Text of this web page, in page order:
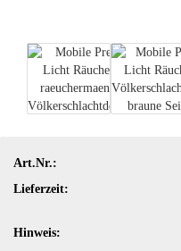
Art.Nr.:
Lieferzeit:
Hinweis: